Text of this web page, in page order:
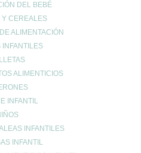
DEL BEBÉ
Y CEREALES
ALIMENTACIÓN
INFANTILES
ALIMENTICIOS
INFANTIL
INFANTILES
INFANTIL
lo que debes saber sobre la
tu rendimiento y cuidar tu